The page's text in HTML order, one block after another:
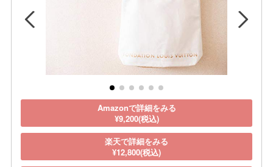
Amazonで詳細をみる
¥9,200(税込)
楽天で詳細をみる
¥12,800(税込)